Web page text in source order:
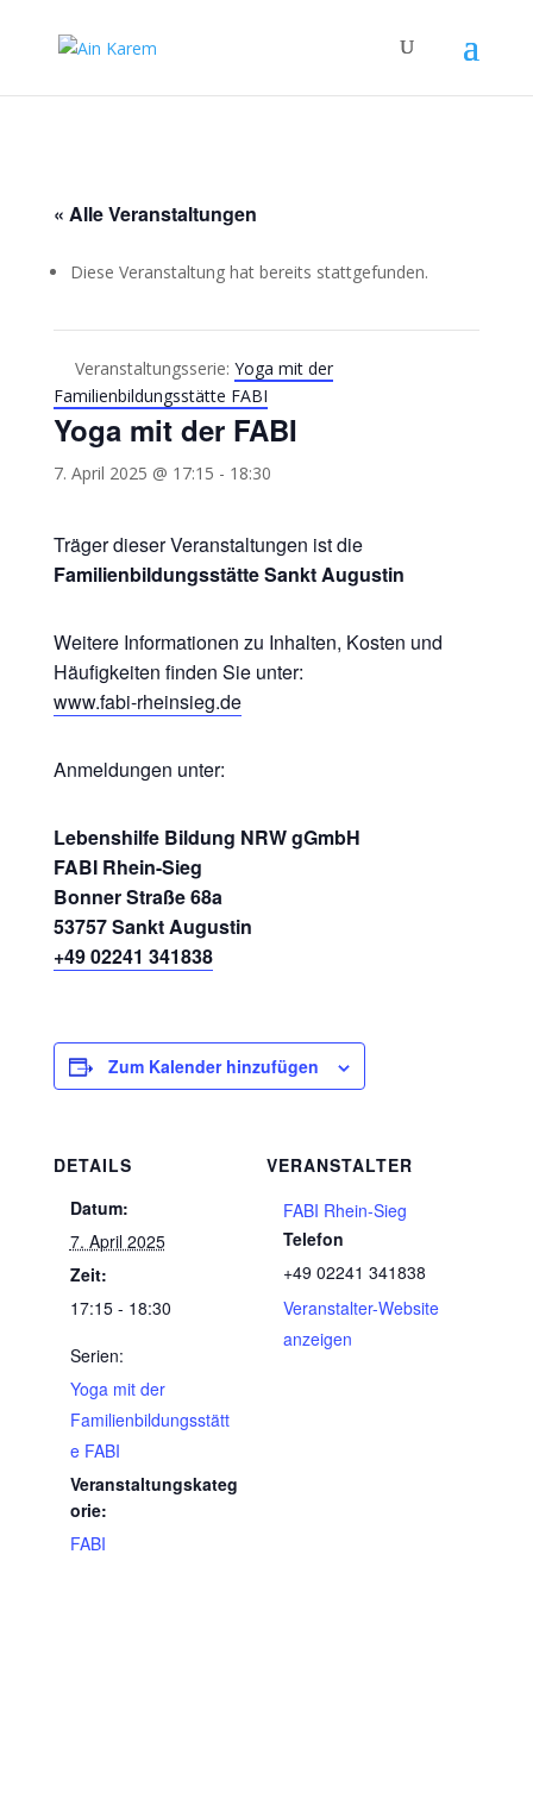
« Alle Veranstaltungen
Diese Veranstaltung hat bereits stattgefunden.
Veranstaltungsserie: Yoga mit der
Familienbildungsstätte FABI
Yoga mit der FABI
7. April 2025 @ 17:15 - 18:30
Träger dieser Veranstaltungen ist die
Familienbildungsstätte Sankt Augustin
Weitere Informationen zu Inhalten, Kosten und
Häufigkeiten finden Sie unter:
www.fabi-rheinsieg.de
Anmeldungen unter:
Lebenshilfe Bildung NRW gGmbH
FABI Rhein-Sieg
Bonner Straße 68a
53757 Sankt Augustin
+49 02241 341838
Zum Kalender hinzufügen
DETAILS
Datum:
7. April 2025
Zeit:
17:15 - 18:30
Serien:
Yoga mit der
Familienbildungsstätt
e FABI
Veranstaltungskateg
orie:
FABI
VERANSTALTER
FABI Rhein-Sieg
Telefon
+49 02241 341838
Veranstalter-Website
anzeigen